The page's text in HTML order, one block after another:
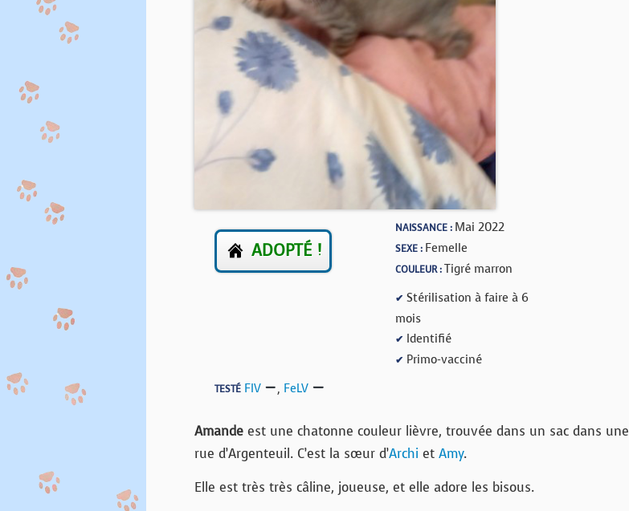
ADOPTÉ !
NAISSANCE : Mai 2022
SEXE : Femelle
COULEUR :Tigré marron
✔ Stérilisation à faire à 6
mois
✔ Identifié
✔ Primo-vacciné
TESTÉ FIV , FeLV
Amande est une chatonne couleur lièvre, trouvée dans un sac dans une
rue d’Argenteuil. C’est la sœur d’Archi et Amy.
Elle est très très câline, joueuse, et elle adore les bisous.